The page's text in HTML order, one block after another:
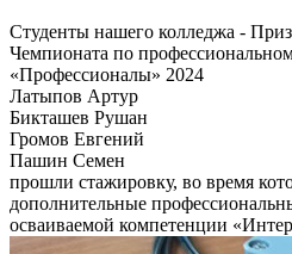
Студенты нашего колледжа -
Чемпионата по
«Профессионалы» 2024
Латыпов Артур
Бикташев Рушан
Громов Евгений
Пашин Семен
прошли стажировку, во время
дополнительные
осваиваемой компетенции